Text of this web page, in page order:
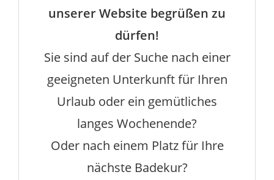
unserer Website begrüßen zu
dürfen!
Sie sind auf der Suche nach einer
geeigneten Unterkunft für Ihren
Urlaub oder ein gemütliches
langes Wochenende?
Oder nach einem Platz für Ihre
nächste Badekur?